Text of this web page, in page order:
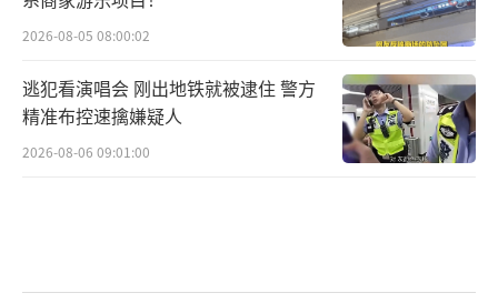
2026-08-05 08:00:02
逃犯看演唱会 刚出地铁就被逮住 警方
精准布控速擒嫌疑人
2026-08-06 09:01:00